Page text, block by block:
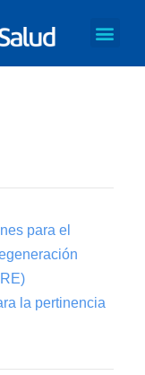
para el
la pertinencia